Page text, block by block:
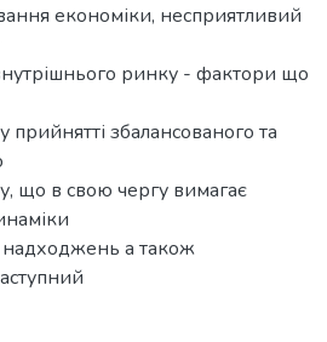
економіки, несприятливий
ринку - фактори що
прийнятті збалансованого та
що в свою чергу вимагає
а також